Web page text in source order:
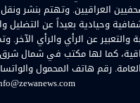
العراقيين. وتهتم بنشر ونقل
وحيادية بعيداً عن التضليل
والتعبير عن الرأي والرأي الآخر.
كما لها مكتب في شمال شرق